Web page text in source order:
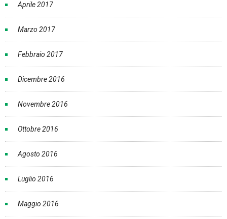
Aprile 2017
Marzo 2017
Febbraio 2017
Dicembre 2016
Novembre 2016
Ottobre 2016
Agosto 2016
Luglio 2016
Maggio 2016